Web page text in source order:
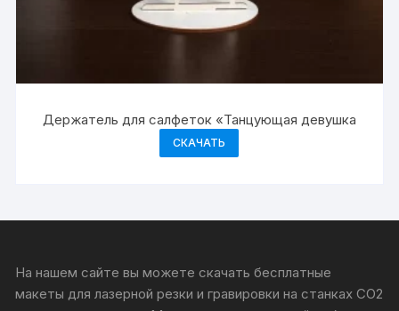
Держатель для салфеток «Танцующая девушка
СКАЧАТЬ
На нашем сайте вы можете скачать бесплатные
макеты для лазерной резки и гравировки на станках CO2